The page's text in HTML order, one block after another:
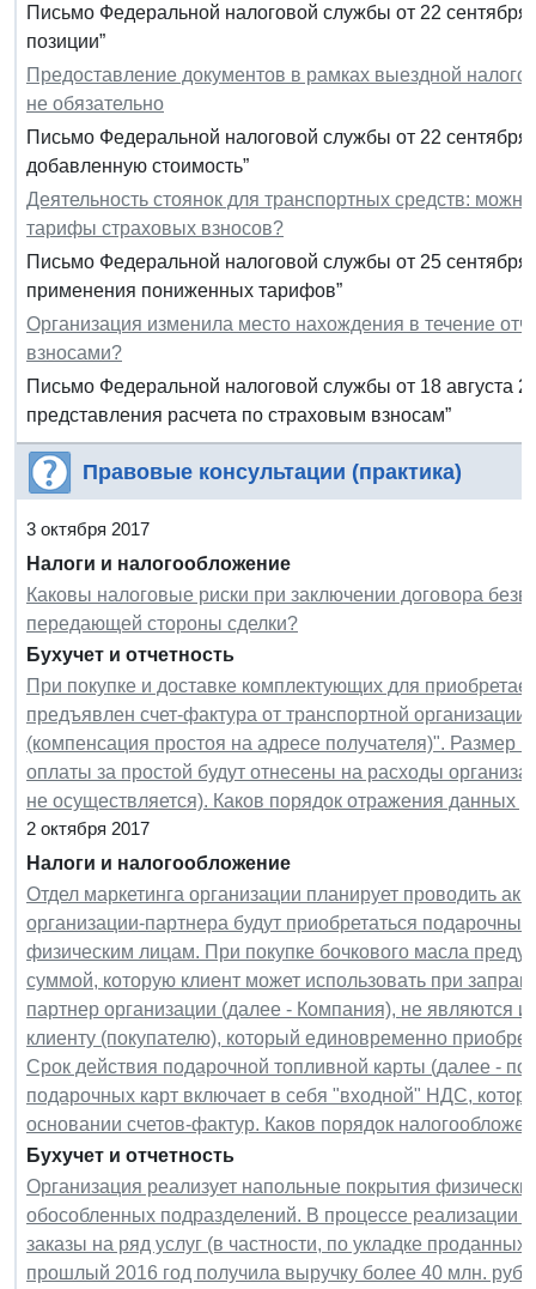
Письмо Федеральной налоговой службы от 22
позиции”
Предоставление документов в рамках выездной
не обязательно
Письмо Федеральной налоговой службы от 22
добавленную стоимость”
Деятельность стоянок для транспортных средств:
тарифы страховых взносов?
Письмо Федеральной налоговой службы от 25
применения пониженных тарифов”
Организация изменила место нахождения в течение
взносами?
Письмо Федеральной налоговой службы от 18 августа
представления расчета по страховым взносам”
Правовые консультации (практика)
3 октября 2017
Налоги и налогообложение
Каковы налоговые риски при заключении договора
передающей стороны сделки?
Бухучет и отчетность
При покупке и доставке комплектующих для
предъявлен счет-фактура от транспортной
(компенсация простоя на адресе получателя)".
оплаты за простой будут отнесены на расходы
не осуществляется). Каков порядок отражения данных
2 октября 2017
Налоги и налогообложение
Отдел маркетинга организации планирует проводить
организации-партнера будут приобретаться
физическим лицам. При покупке бочкового масла
суммой, которую клиент может использовать при
партнер организации (далее - Компания), не
клиенту (покупателю), который единовременно
Срок действия подарочной топливной карты (далее -
подарочных карт включает в себя "входной" НДС,
основании счетов-фактур. Каков порядок
Бухучет и отчетность
Организация реализует напольные покрытия
обособленных подразделений. В процессе реализации
заказы на ряд услуг (в частности, по укладке
прошлый 2016 год получила выручку более 40 млн.